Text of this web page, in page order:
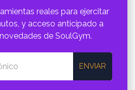
reales para ejercitar
y acceso anticipado a
de SoulGym.
ENVIAR